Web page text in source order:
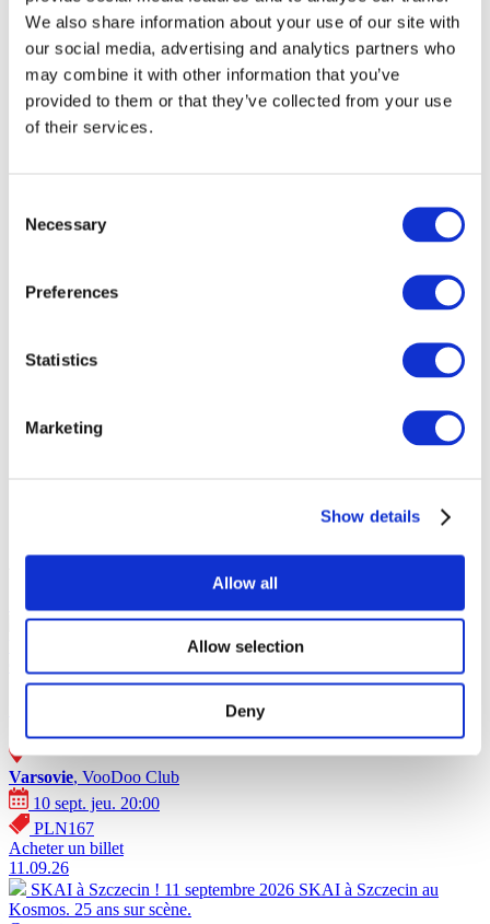
We also share information about your use of our site with
our social media, advertising and analytics partners who
may combine it with other information that you’ve
provided to them or that they’ve collected from your use
of their services.
Selection
Necessary
Preferences
Statistics
Marketing
Show details
Allow all
Allow selection
Deny
Krakow
Zurich
Affiche - Pologne (2026)
10.09.26
SKAI à Varsovie ! 10 septembre 2026 SKAI à Varsovie au
VooDoo Club. 25 ans sur scène.
Concerts
Varsovie, VooDoo Club
10 sept. jeu. 20:00
PLN167
Acheter un billet
11.09.26
SKAI à Szczecin ! 11 septembre 2026 SKAI à Szczecin au
Kosmos. 25 ans sur scène.